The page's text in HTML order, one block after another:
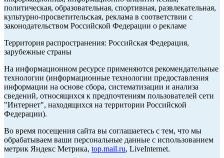
политическая, образовательная, спортивная, развлекательная,
культурно-просветительская, реклама в соответствии с
законодательством Российской Федерации о рекламе
Территория распространения: Российская Федерация,
зарубежные страны
На информационном ресурсе применяются рекомендательные
технологии (информационные технологии предоставления
информации на основе сбора, систематизации и анализа
сведений, относящихся к предпочтениям пользователей сети
"Интернет", находящихся на территории Российской
Федерации).
Во время посещения сайта вы соглашаетесь с тем, что мы
обрабатываем ваши персональные данные с использованием
метрик Яндекс Метрика, top.mail.ru, LiveInternet.